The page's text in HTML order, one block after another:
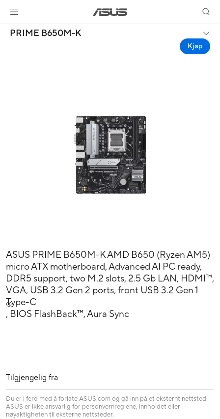
PRIME B650M-K
Kjøp
ASUS PRIME B650M-K AMD B650 (Ryzen AM5)
micro ATX motherboard, Advanced AI PC ready,
DDR5 support, two M.2 slots, 2.5 Gb LAN, HDMI™,
VGA, USB 3.2 Gen 2 ports, front USB 3.2 Gen 1
Type-C
®
, BIOS FlashBack™, Aura Sync
Tilgjengelig fra
Du er i ferd med å forlate ASUS.com og gå inn på et eksternt nettsted.
ASUS er ikke ansvarlig for personvernreglene, innholdet eller
nøyaktigheten til eksterne nettsteder.